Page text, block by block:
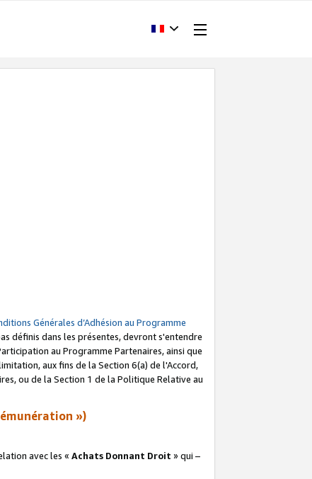
Générales d’Adhésion au Programme
définis dans les présentes, devront s'entendre
au Programme Partenaires, ainsi que
aux fins de la Section 6(a) de l'Accord,
ou de la Section 1 de la Politique Relative au
»)
avec les « Achats Donnant Droit » qui –